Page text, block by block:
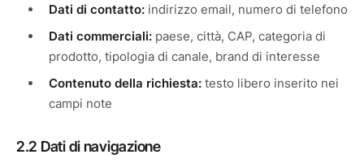
Dati di contatto: indirizzo email, numero di telefono
Dati commerciali: paese, città, CAP, categoria di
prodotto, tipologia di canale, brand di interesse
Contenuto della richiesta: testo libero inserito nei
campi note
2.2 Dati di navigazione